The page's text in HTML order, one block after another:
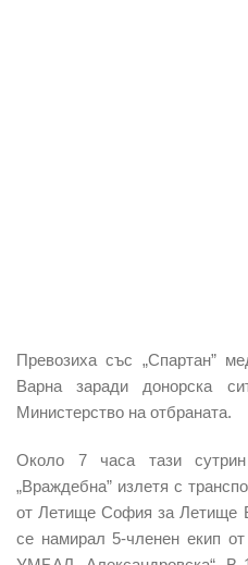
Превозиха със „Спартан”
Варна заради донорска
Министерство на отбраната.
Около 7 часа тази
„Враждебна” излетя с
от Летище София за Летище
се намирал 5-членен екип